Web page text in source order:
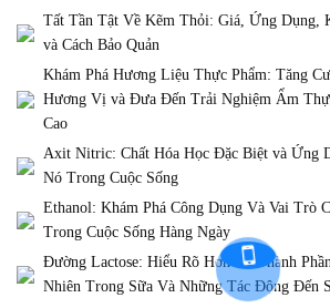
Tất Tần Tật Về Kẽm Thỏi: Giá, Ứng Dụng,
và Cách Bảo Quản
Khám Phá Hương Liệu Thực Phẩm: Tăng
Hương Vị và Đưa Đến Trải Nghiệm Ẩm
Cao
Axit Nitric: Chất Hóa Học Đặc Biệt và Ứng
Nó Trong Cuộc Sống
Ethanol: Khám Phá Công Dụng Và Vai Trò
Trong Cuộc Sống Hàng Ngày
Đường Lactose: Hiểu Rõ Hơn Về Thành
Nhiên Trong Sữa Và Những Tác Động Đến